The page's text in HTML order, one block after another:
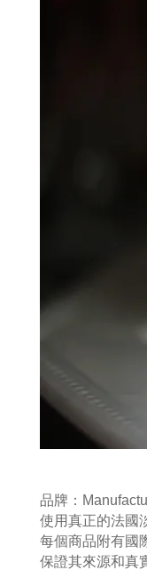
品牌：
使用真正的法國
每個商品附有國
保證其來源和真